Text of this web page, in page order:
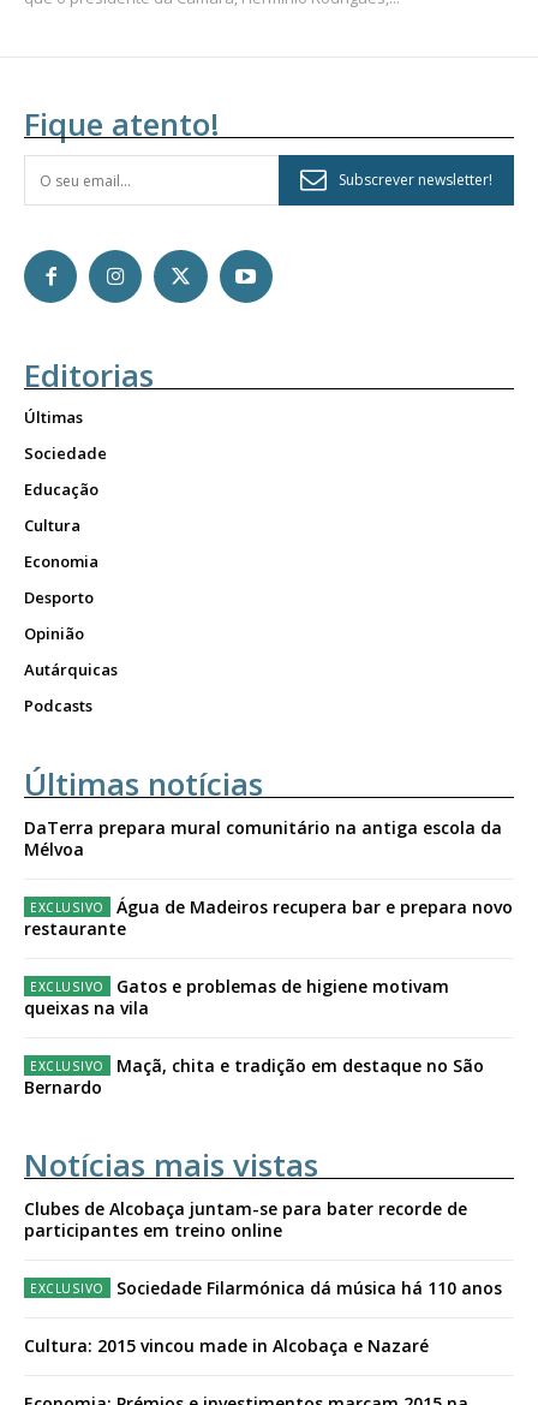
Fique atento!
Subscrever newsletter!
Editorias
Últimas
Sociedade
Educação
Cultura
Economia
Desporto
Opinião
Autárquicas
Podcasts
Últimas notícias
DaTerra prepara mural comunitário na antiga escola da
Mélvoa
Água de Madeiros recupera bar e prepara novo
restaurante
Gatos e problemas de higiene motivam
queixas na vila
Maçã, chita e tradição em destaque no São
Bernardo
Notícias mais vistas
Clubes de Alcobaça juntam-se para bater recorde de
participantes em treino online
Sociedade Filarmónica dá música há 110 anos
Cultura: 2015 vincou made in Alcobaça e Nazaré